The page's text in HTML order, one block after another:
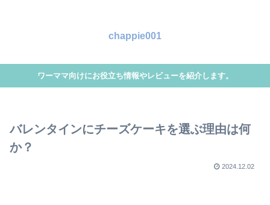
chappie001
ワーママ向けにお役立ち情報やレビューを紹介します。
バレンタインにチーズケーキを選ぶ理由は何
か？
2024.12.02